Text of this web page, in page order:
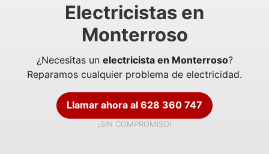
Electricistas en
Monterroso
¿Necesitas un electricista en Monterroso?
Reparamos cualquier problema de electricidad.
Llamar ahora al 628 360 747
¡SIN COMPROMISO!